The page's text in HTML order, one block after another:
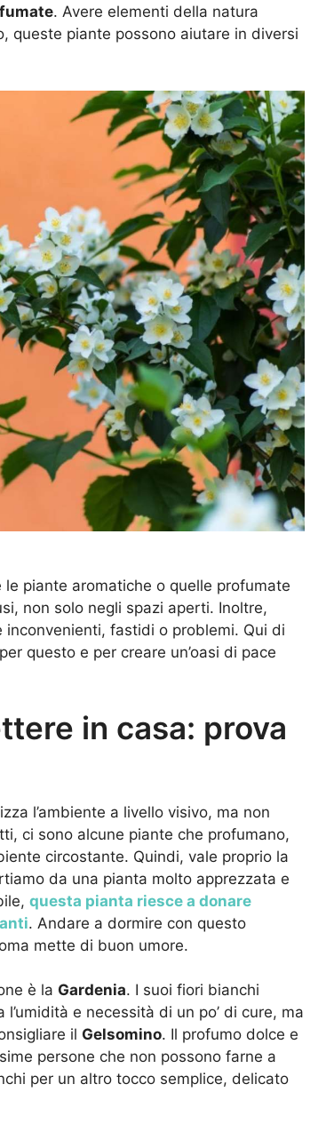
. Avere elementi della natura
queste piante possono aiutare in diversi
piante aromatiche o quelle profumate
non solo negli spazi aperti. Inoltre,
fastidi o problemi. Qui di
questo e per creare un’oasi di pace
in casa: prova
l’ambiente a livello visivo, ma non
ci sono alcune piante che profumano,
circostante. Quindi, vale proprio la
da una pianta molto apprezzata e
questa pianta riesce a donare
. Andare a dormire con questo
mette di buon umore.
è la Gardenia. I suoi fiori bianchi
e necessità di un po’ di cure, ma
il Gelsomino. Il profumo dolce e
persone che non possono farne a
per un altro tocco semplice, delicato